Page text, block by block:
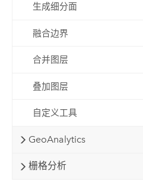
生成细分面
融合边界
合并图层
叠加图层
自定义工具
GeoAnalytics
栅格分析